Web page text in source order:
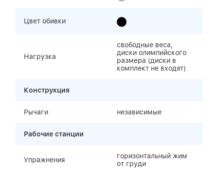
Цвет обивки
Нагрузка
свободные веса,
диски олимпийского
размера (диски в
комплект не входят)
Конструкция
Рычаги независимые
Рабочие станции
Упражнения
горизонтальный жим
от груди